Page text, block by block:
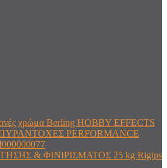
χρώμα Berling HOBBY EFFECTS
PERFORMANCE
& ΦΙΝΙΡΙΣΜΑΤΟΣ 25 kg Rigips